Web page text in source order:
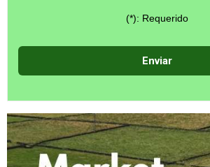
(*): Requerido